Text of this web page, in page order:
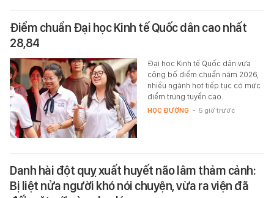
Điểm chuẩn Đại học Kinh tế Quốc dân cao nhất
28,84
Đại học Kinh tế Quốc dân vừa
công bố điểm chuẩn năm 2026,
nhiều ngành hot tiếp tục có mức
điểm trúng tuyển cao.
HỌC ĐƯỜNG - 5 giờ trước
Danh hài đột quỵ xuất huyết não lâm thảm cảnh:
Bị liệt nửa người khó nói chuyện, vừa ra viện đã